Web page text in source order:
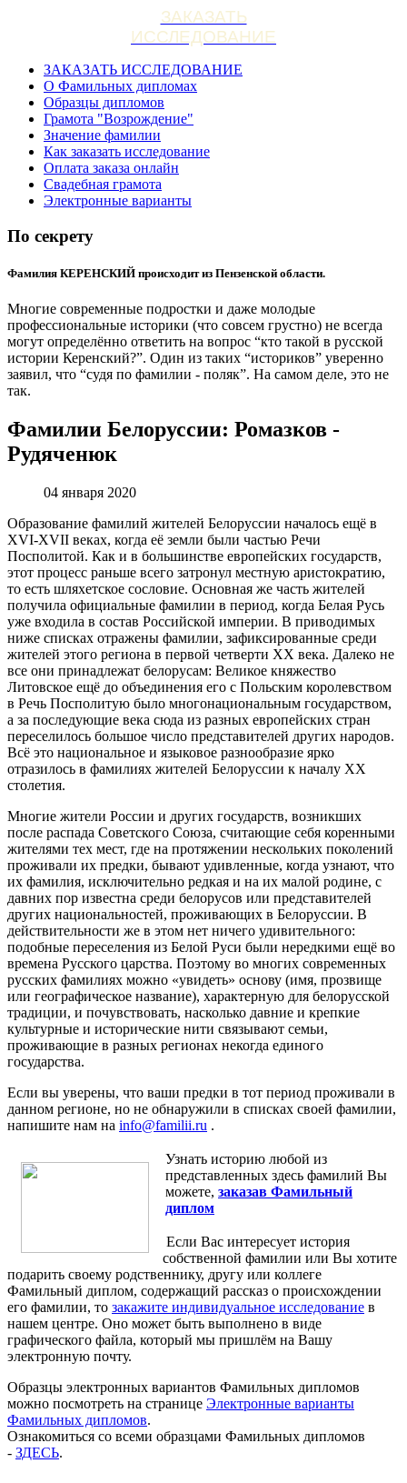
ЗАКАЗАТЬ
ИССЛЕДОВАНИЕ
ЗАКАЗАТЬ ИССЛЕДОВАНИЕ
О Фамильных дипломах
Образцы дипломов
Грамота "Возрождение"
Значение фамилии
Как заказать исследование
Оплата заказа онлайн
Свадебная грамота
Электронные варианты
По секрету
Фамилия КЕРЕНСКИЙ происходит из Пензенской области.
Многие современные подростки и даже молодые
профессиональные историки (что совсем грустно) не всегда
могут определённо ответить на вопрос “кто такой в русской
истории Керенский?”. Один из таких “историков” уверенно
заявил, что “судя по фамилии - поляк”. На самом деле, это не
так.
Фамилии Белоруссии: Ромазков -
Рудяченюк
04 января 2020
Образование фамилий жителей Белоруссии началось ещё в
XVI-XVII веках, когда её земли были частью Речи
Посполитой. Как и в большинстве европейских государств,
этот процесс раньше всего затронул местную аристократию,
то есть шляхетское сословие. Основная же часть жителей
получила официальные фамилии в период, когда Белая Русь
уже входила в состав Российской империи. В приводимых
ниже списках отражены фамилии, зафиксированные среди
жителей этого региона в первой четверти XX века. Далеко не
все они принадлежат белорусам: Великое княжество
Литовское ещё до объединения его с Польским королевством
в Речь Посполитую было многонациональным государством,
а за последующие века сюда из разных европейских стран
переселилось большое число представителей других народов.
Всё это национальное и языковое разнообразие ярко
отразилось в фамилиях жителей Белоруссии к началу XX
столетия.
Многие жители России и других государств, возникших
после распада Советского Союза, считающие себя коренными
жителями тех мест, где на протяжении нескольких поколений
проживали их предки, бывают удивленные, когда узнают, что
их фамилия, исключительно редкая и на их малой родине, с
давних пор известна среди белорусов или представителей
других национальностей, проживающих в Белоруссии. В
действительности же в этом нет ничего удивительного:
подобные переселения из Белой Руси были нередкими ещё во
времена Русского царства. Поэтому во многих современных
русских фамилиях можно «увидеть» основу (имя, прозвище
или географическое название), характерную для белорусской
традиции, и почувствовать, насколько давние и крепкие
культурные и исторические нити связывают семьи,
проживающие в разных регионах некогда единого
государства.
Если вы уверены, что ваши предки в тот период проживали в
данном регионе, но не обнаружили в списках своей фамилии,
напишите нам на info@familii.ru .
Узнать историю любой из
представленных здесь фамилий Вы
можете, заказав Фамильный
диплом
Если Вас интересует история
собственной фамилии или Вы хотите
подарить своему родственнику, другу или коллеге
Фамильный диплом, содержащий рассказ о происхождении
его фамилии, то закажите индивидуальное исследование в
нашем центре. Оно может быть выполнено в виде
графического файла, который мы пришлём на Вашу
электронную почту.
Образцы электронных вариантов Фамильных дипломов
можно посмотреть на странице Электронные варианты
Фамильных дипломов.
Ознакомиться со всеми образцами Фамильных дипломов
- ЗДЕСЬ.